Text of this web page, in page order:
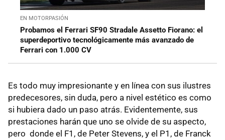
EN MOTORPASIÓN
Probamos el Ferrari SF90 Stradale Assetto Fiorano: el
superdeportivo tecnológicamente más avanzado de
Ferrari con 1.000 CV
Es todo muy impresionante y en línea con sus ilustres
predecesores, sin duda, pero a nivel estético es como
si hubiera dado un paso atrás. Evidentemente, sus
prestaciones harán que uno se olvide de su aspecto,
pero donde el F1, de Peter Stevens, y el P1, de Franck